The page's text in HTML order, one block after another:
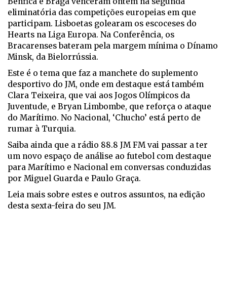
eliminatória das competições europeias em que
participam. Lisboetas golearam os escoceses do
Hearts na Liga Europa. Na Conferência, os
Bracarenses bateram pela margem mínima o Dínamo
Minsk, da Bielorrússia.
Este é o tema que faz a manchete do suplemento
desportivo do JM, onde em destaque está também
Clara Teixeira, que vai aos Jogos Olímpicos da
Juventude, e Bryan Limbombe, que reforça o ataque
do Marítimo. No Nacional, ‘Chucho’ está perto de
rumar à Turquia.
Saiba ainda que a rádio 88.8 JM FM vai passar a ter
um novo espaço de análise ao futebol com destaque
para Marítimo e Nacional em conversas conduzidas
por Miguel Guarda e Paulo Graça.
Leia mais sobre estes e outros assuntos, na edição
desta sexta-feira do seu JM.